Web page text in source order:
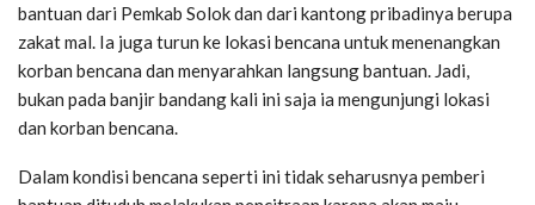
bantuan dari Pemkab Solok dan dari kantong pribadinya berupa
zakat mal. Ia juga turun ke lokasi bencana untuk menenangkan
korban bencana dan menyarahkan langsung bantuan. Jadi,
bukan pada banjir bandang kali ini saja ia mengunjungi lokasi
dan korban bencana.
Dalam kondisi bencana seperti ini tidak seharusnya pemberi